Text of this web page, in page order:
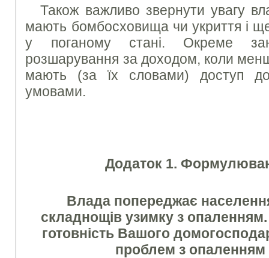
Також важливо звернути увагу
мають бомбосховища чи укриття і
у поганому стані. Окреме
розшарування за доходом, коли
мають (за їх словами) доступ до
умовами.
Додаток 1.
Влада попереджає
складнощів узимку з
готовність Вашого
проблем з опаленням